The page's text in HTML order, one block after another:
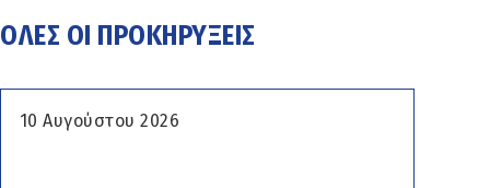
ΟΛΕΣ ΟΙ ΠΡΟΚΗΡΥΞΕΙΣ
10 Αυγούστου 2026